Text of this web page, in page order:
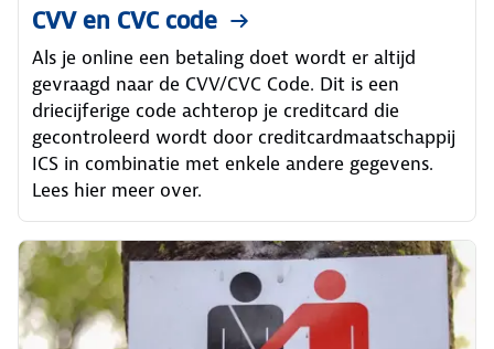
CVV en CVC code
Als je online een betaling doet wordt er altijd
gevraagd naar de CVV/CVC Code. Dit is een
driecijferige code achterop je creditcard die
gecontroleerd wordt door creditcardmaatschappij
ICS in combinatie met enkele andere gegevens.
Lees hier meer over.